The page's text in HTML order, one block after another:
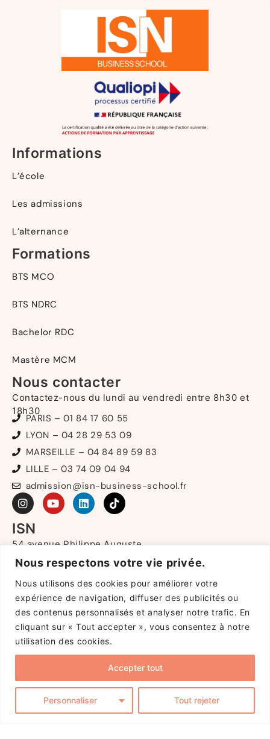
Nous respectons votre vie privée.
Nous utilisons des cookies pour améliorer votre
expérience de navigation, diffuser des publicités ou
des contenus personnalisés et analyser notre trafic. En
cliquant sur « Tout accepter », vous consentez à notre
utilisation des cookies.
Personnaliser Tout rejeter
Accepter tout
Informations
L’école
Les admissions
L’alternance
Formations
BTS MCO
BTS NDRC
Bachelor RDC
Mastère MCM
Nous contacter
Contactez-nous du lundi au vendredi entre 8h30 et
18h30
PARIS – 01 84 17 60 55
LYON – 04 28 29 53 09
MARSEILLE – 04 84 89 59 83
LILLE – 03 74 09 04 94
admission@isn-business-school.fr
ISN
54 avenue Philippe Auguste
75011 PARIS
213 rue de Gerland
69007 LYON
9 boulevard de Louvain
13008 MARSEILLE
40 rue de Marquillies
59000 LILLE
Copyright © 2025 ISN. Tous droits réservés.
Réalisation:Digitalify
Politique de confidentialité
Mentions Légales